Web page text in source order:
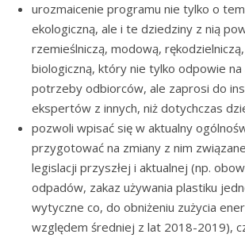
urozmaicenie programu nie tylko o
ekologiczną, ale i te dziedziny z nią
rzemieślniczą, modową,
biologiczną, który nie tylko odpowie na
potrzeby odbiorców, ale zaprosi do
ekspertów z innych, niż dotychczas
pozwoli wpisać się w aktualny
przygotować na zmiany z nim
legislacji przyszłej i aktualnej (np.
odpadów, zakaz używania plastiku
wytyczne co, do obniżeniu zużycia
względem średniej z lat 2018-2019),